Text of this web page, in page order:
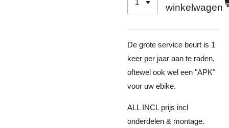
winkelwagen
De grote service beurt is 1
keer per jaar aan te raden,
oftewel ook wel een "APK"
voor uw ebike.
ALL INCL prijs incl
onderdelen & montage.